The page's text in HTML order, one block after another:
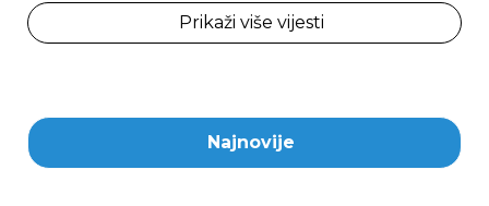
Prikaži više vijesti
Najnovije